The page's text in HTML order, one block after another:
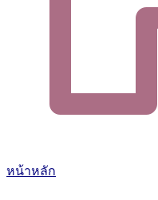
หน้าหลัก